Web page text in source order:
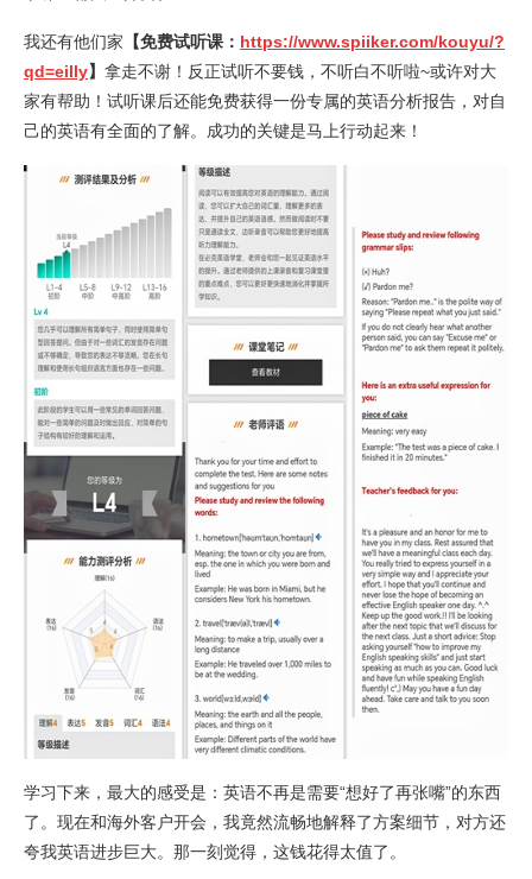
我还有他们家 【免费试听课： https://www.spiiker.com/kouyu/?
qd=eilly】 拿走不谢！反正试听不要钱，不听白不听啦~或许对大
家有帮助！试听课后还能免费获得一份专属的英语分析报告，对自
己的英语有全面的了解。成功的关键是马上行动起来！
学习下来，最大的感受是：英语不再是需要“想好了再张嘴”的东西
了。现在和海外客户开会，我竟然流畅地解释了方案细节，对方还
夸我英语进步巨大。那一刻觉得，这钱花得太值了。